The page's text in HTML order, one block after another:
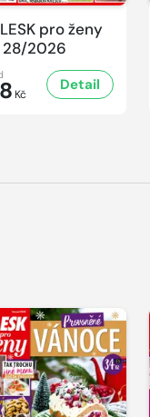
pro ženy
2026
Kč
Detail